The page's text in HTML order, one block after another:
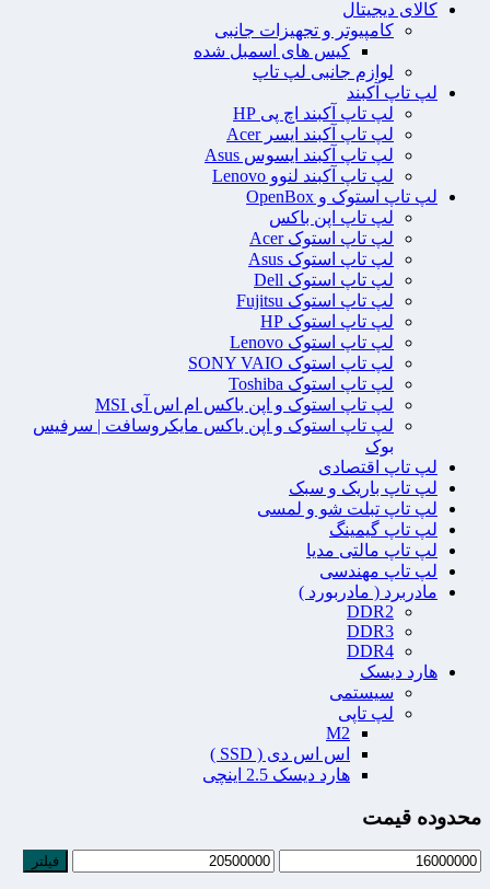
کالای دیجیتال
کامپیوتر و تجهیزات جانبی
کیس های اسمبل شده
لوازم جانبی لپ تاپ
لپ تاپ آکبند
لپ تاپ آکبند اچ پی HP
لپ تاپ آکبند ایسر Acer
لپ تاپ آکبند ایسوس Asus
لپ تاپ آکبند لنوو Lenovo
لپ تاپ استوک و OpenBox
لپ تاپ اپن باکس
لپ تاپ استوک Acer
لپ تاپ استوک Asus
لپ تاپ استوک Dell
لپ تاپ استوک Fujitsu
لپ تاپ استوک HP
لپ تاپ استوک Lenovo
لپ تاپ استوک SONY VAIO
لپ تاپ استوک Toshiba
لپ تاپ استوک و اپن باکس ام اس آی MSI
لپ تاپ استوک و اپن باکس مایکروسافت | سرفیس
بوک
لپ تاپ اقتصادی
لپ تاپ باریک و سبک
لپ تاپ تبلت شو و لمسی
لپ تاپ گیمینگ
لپ تاپ مالتی مدیا
لپ تاپ مهندسی
مادربرد ( مادربورد )
DDR2
DDR3
DDR4
هارد دیسک
سیستمی
لپ تاپی
M2
اس اس دی ( SSD )
هارد دیسک 2.5 اینچی
محدوده قیمت
فیلتر